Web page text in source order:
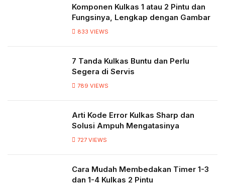
Komponen Kulkas 1 atau 2 Pintu dan
Fungsinya, Lengkap dengan Gambar
833 VIEWS
7 Tanda Kulkas Buntu dan Perlu
Segera di Servis
789 VIEWS
Arti Kode Error Kulkas Sharp dan
Solusi Ampuh Mengatasinya
727 VIEWS
Cara Mudah Membedakan Timer 1-3
dan 1-4 Kulkas 2 Pintu